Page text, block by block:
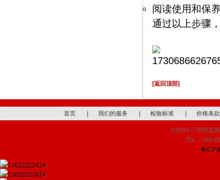
阅读使用和保
通过以上步骤
[返回顶部]
首页 我们的服务 检验标准 价格条款
©2009 广州荣益
TEL：+86-
粤ICP
13622222414
13622222414